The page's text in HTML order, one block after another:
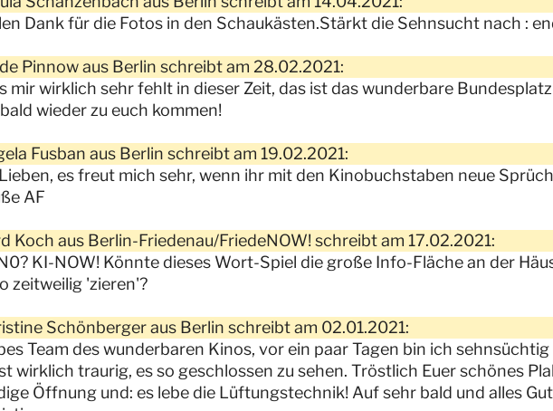
Dank für die Fotos in den Schaukästen.Stärkt die Sehnsucht nach :
Pinnow aus Berlin schreibt am 28.02.2021:
mir wirklich sehr fehlt in dieser Zeit, das ist das wunderbare
wieder zu euch kommen!
Fusban aus Berlin schreibt am 19.02.2021:
es freut mich sehr, wenn ihr mit den Kinobuchstaben neue
AF
Koch aus Berlin-Friedenau/FriedeNOW! schreibt am 17.02.2021:
KI-NOW! Könnte dieses Wort-Spiel die große Info-Fläche an der
zeitweilig 'zieren'?
Schönberger aus Berlin schreibt am 02.01.2021:
Team des wunderbaren Kinos, vor ein paar Tagen bin ich
wirklich traurig, es so geschlossen zu sehen. Tröstlich Euer schönes
Öffnung und: es lebe die Lüftungstechnik! Auf sehr bald und alles